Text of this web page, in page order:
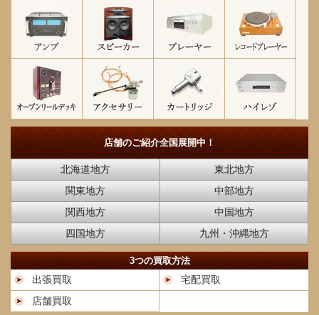
店舗のご紹介全国展開中！
北海道地方
東北地方
関東地方
中部地方
関西地方
中国地方
四国地方
九州・沖縄地方
3つの買取方法
出張買取
宅配買取
店舗買取